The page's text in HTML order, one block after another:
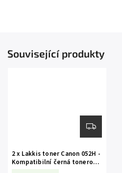
Související produkty
2 x Lakkis toner Canon 052H -
Kompatibilní černá tonerová